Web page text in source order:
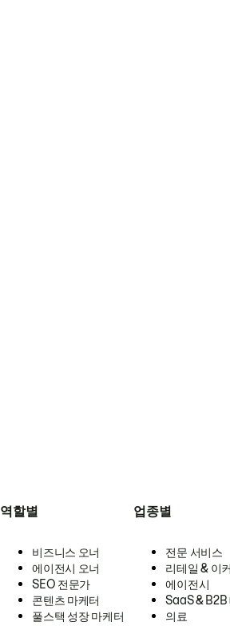
역할별
비즈니스 오너
에이전시 오너
SEO 전문가
콘텐츠 마케터
풀스택 성장 마케터
업종별
전문 서비스
리테일 & 이
에이전시
SaaS & B2B
의료